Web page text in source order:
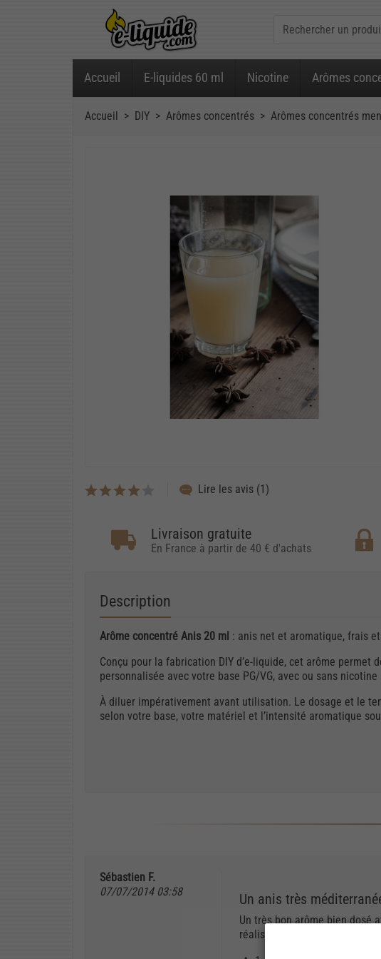
Accueil E-liquides 60 ml Nicotine Arômes
Accueil DIY Arômes concentrés Arômes concentrés
Lire les avis (1)
Livraison gratuite
En France à partir de 40 € d'achats
Description
Arôme concentré Anis 20 ml : anis net et aromatique, frais
Conçu pour la fabrication DIY d’e-liquide, cet arôme permet
personnalisée avec votre base PG/VG, avec ou sans
À diluer impérativement avant utilisation. Le dosage et le
selon votre base, votre matériel et l’intensité aromatique
Sébastien F.
07/07/2014 03:58
Un anis très
Un très bon arôme bien dosé
réaliste. Seul bémol sont prix